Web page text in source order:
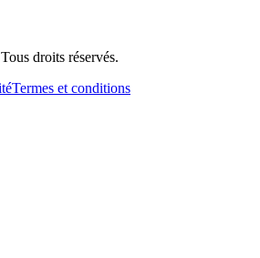
Tous droits réservés.
Termes et conditions